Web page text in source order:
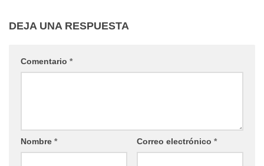
DEJA UNA RESPUESTA
Comentario *
Nombre * Correo electrónico *